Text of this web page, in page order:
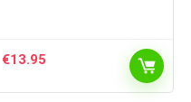
€13.95